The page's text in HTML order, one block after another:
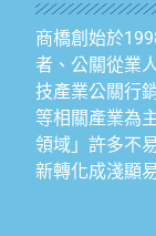
商橋創始於
者、公關從業
技產業公關行
等相關產業為
領域」許多不
新轉化成淺顯